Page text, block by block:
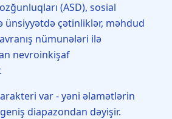
(ASD), sosial
ünsiyyətdə çətinliklər, məhdud
nümunələri ilə
nevroinkişaf
var - yəni əlamətlərin
diapazondan dəyişir.